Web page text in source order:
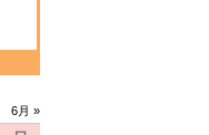
6月 »